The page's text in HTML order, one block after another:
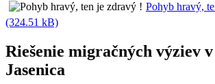
Pohyb hravý,
(324.51 kB)
Riešenie migračných výziev
Jasenica